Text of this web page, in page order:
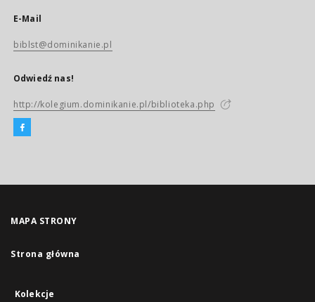
E-Mail
biblst@dominikanie.pl
Odwiedź nas!
http://kolegium.dominikanie.pl/biblioteka.php
MAPA STRONY
Strona główna
Kolekcje